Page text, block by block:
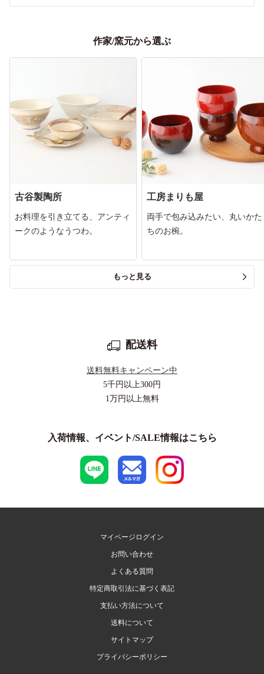
作家/窯元から選ぶ
古谷製陶所
お料理を引き立てる、アンティ
ークのようなうつわ。
工房まりも屋
両手で包み込みたい、丸いかた
ちのお椀。
もっと見る
配送料
送料無料キャンペーン中
5千円以上300円
1万円以上無料
入荷情報、イベント/SALE情報はこちら
マイページログイン
お問い合わせ
よくある質問
特定商取引法に基づく表記
支払い方法について
送料について
サイトマップ
プライバシーポリシー